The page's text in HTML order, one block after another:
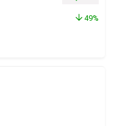
49%